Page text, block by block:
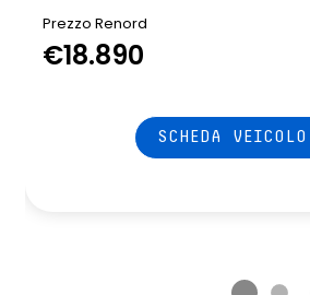
Prezzo Renord
€18.890
SCHEDA VEICOLO